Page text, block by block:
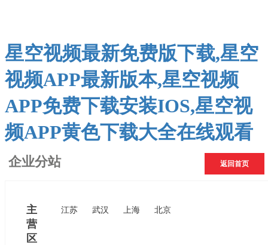
星空视频最新免费版下载,星空
视频APP最新版本,星空视频
APP免费下载安装IOS,星空视
频APP黄色下载大全在线观看
企业分站 返回首页
主
营
区
江苏 武汉 上海 北京